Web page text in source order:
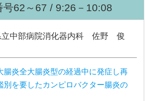
号62～67 / 9:26－10:08
立中部病院消化器内科 佐野 俊
腸炎全大腸炎型の経過中に発症し再
別を要したカンピロバクター腸炎の